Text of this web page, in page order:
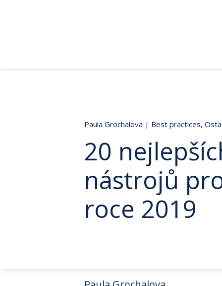
Paula Grochalova | Best practices,
20
nástrojů
roce 2019